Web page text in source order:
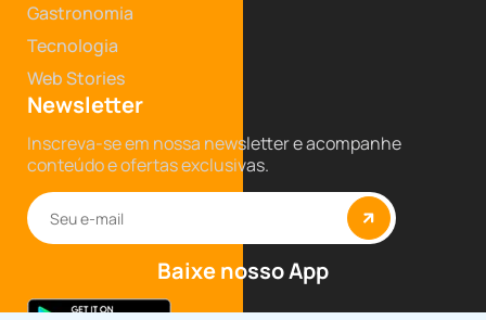
Gastronomia
Tecnologia
Web Stories
Newsletter
Inscreva-se em nossa newsletter e acompanhe
conteúdo e ofertas exclusivas.
Baixe nosso App